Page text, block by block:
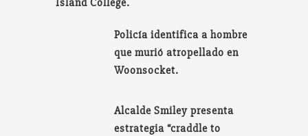
Island College.
Policía identifica a hombre
que murió atropellado en
Woonsocket.
Alcalde Smiley presenta
estrategia “craddle to